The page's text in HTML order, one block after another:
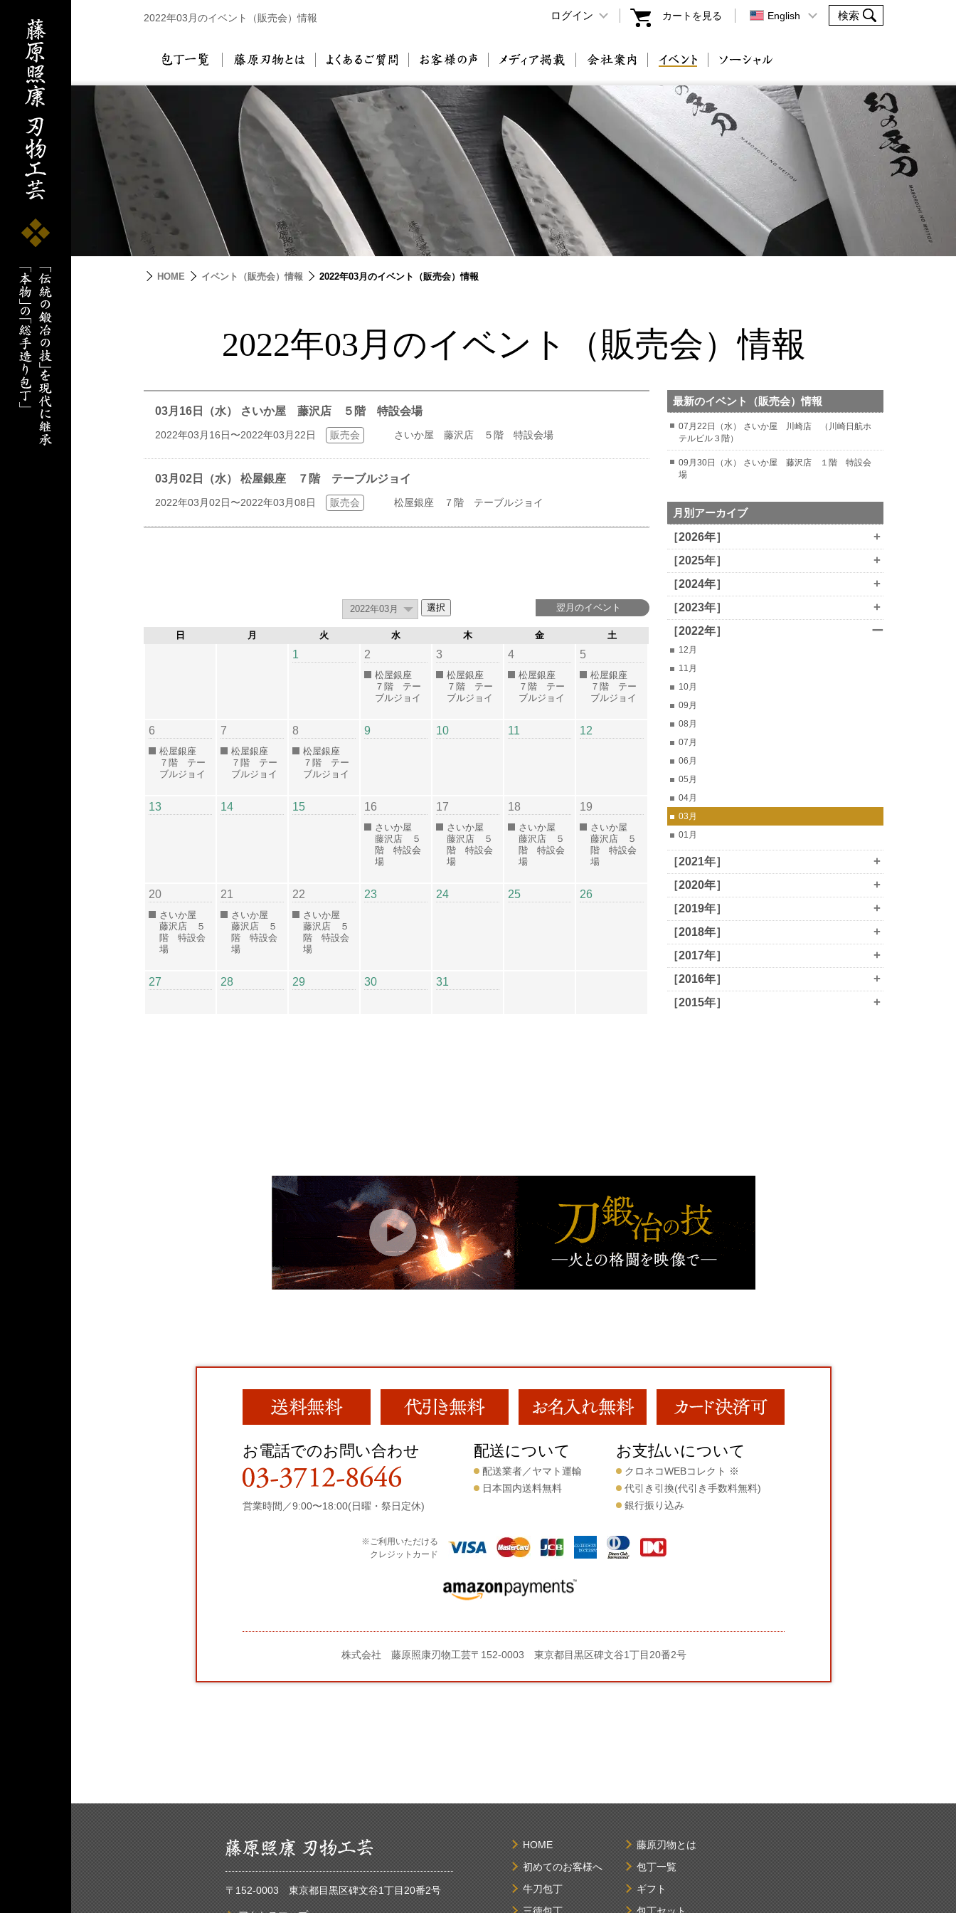
2022年03月のイベント（販売会）情報 ログイン カートを見る English
包丁一覧 藤原刃物とは よくあるご質問 お客様の声 メディア掲載 会社案内 イベント
HOME イベント（販売会）情報 2022年03月のイベント（販売会）情報
2022年03月のイベント（販売会）情報
03月16日（水） さいか屋 藤沢店 ５階 特設会場
2022年03月16日〜2022年03月22日 販売会 さいか屋 藤沢店 ５階 特設会場
03月02日（水） 松屋銀座 ７階 テーブルジョイ
2022年03月02日〜2022年03月08日 販売会 松屋銀座 ７階 テーブルジョイ
翌月のイベント
日 月 火 水 木 金 土
1 2
松屋銀座
７階 テー
ブルジョイ
3
松屋銀座
７階 テー
ブルジョイ
4
松屋銀座
７階 テー
ブルジョイ
5
松屋銀座
７階 テー
ブルジョイ
6
松屋銀座
７階 テー
ブルジョイ
7
松屋銀座
７階 テー
ブルジョイ
8
松屋銀座
７階 テー
ブルジョイ
9 10 11 12
13 14 15 16
さいか屋
藤沢店 ５
階 特設会
場
17
さいか屋
藤沢店 ５
階 特設会
場
18
さいか屋
藤沢店 ５
階 特設会
場
19
さいか屋
藤沢店 ５
階 特設会
場
20
さいか屋
藤沢店 ５
階 特設会
場
21
さいか屋
藤沢店 ５
階 特設会
場
22
さいか屋
藤沢店 ５
階 特設会
場
23 24 25 26
27 28 29 30 31
最新のイベント（販売会）情報
07月22日（水） さいか屋 川崎店 （川崎日航ホ
テルビル３階）
09月30日（水） さいか屋 藤沢店 １階 特設会
場
月別アーカイブ
［2026年］
+
［2025年］ +
［2024年］ +
［2023年］ +
［2022年］ ー
12月
11月
10月
09月
08月
07月
06月
05月
04月
03月
01月
［2021年］ +
［2020年］ +
［2019年］ +
［2018年］ +
［2017年］ +
［2016年］ +
［2015年］ +
お電話でのお問い合わせ
営業時間／9:00〜18:00(日曜・祭日定休)
配送について
配送業者／ヤマト運輸
日本国内送料無料
お支払いについて
クロネコWEBコレクト ※
代引き引換(代引き手数料無料)
銀行振り込み
※ご利用いただける
クレジットカード
株式会社 藤原照康刃物工芸〒152-0003 東京都目黒区碑文谷1丁目20番2号
〒152-0003 東京都目黒区碑文谷1丁目20番2号
HOME
初めてのお客様へ
牛刀包丁
藤原刃物とは
包丁一覧
ギフト